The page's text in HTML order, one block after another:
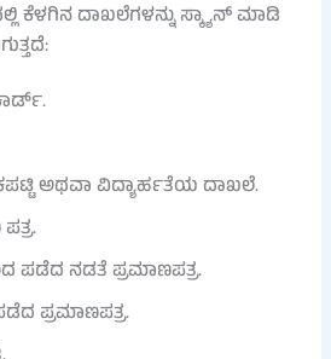
ಕೆಳಗಿನ ದಾಖಲೆಗಳನ್ನು ಸ್ಕ್ಯಾನ್ ಮಾಡಿ
ಅಥವಾ ವಿದ್ಯಾರ್ಹತೆಯ ದಾಖಲೆ.
ನಡತೆ ಪ್ರಮಾಣಪತ್ರ.
ಪ್ರಮಾಣಪತ್ರ.